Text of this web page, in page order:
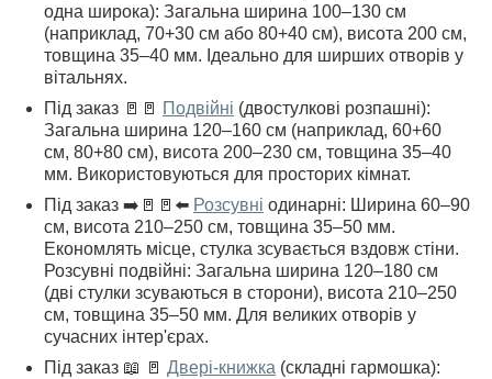
одна широка): Загальна ширина 100–130 см
(наприклад, 70+30 см або 80+40 см), висота 200 см,
товщина 35–40 мм. Ідеально для ширших отворів у
вітальнях.
Під заказ 🚪🚪 Подвійні (двостулкові розпашні):
Загальна ширина 120–160 см (наприклад, 60+60
см, 80+80 см), висота 200–230 см, товщина 35–40
мм. Використовуються для просторих кімнат.
Під заказ ➡️🚪🚪⬅️ Розсувні одинарні: Ширина 60–90
см, висота 210–250 см, товщина 35–50 мм.
Економлять місце, стулка зсувається вздовж стіни.
Розсувні подвійні: Загальна ширина 120–180 см
(дві стулки зсуваються в сторони), висота 210–250
см, товщина 35–50 мм. Для великих отворів у
сучасних інтер'єрах.
Під заказ 📖 🚪 Двері-книжка (складні гармошка):